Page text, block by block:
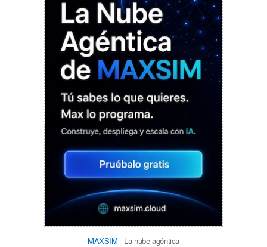
MAXSIM - La nube agéntica